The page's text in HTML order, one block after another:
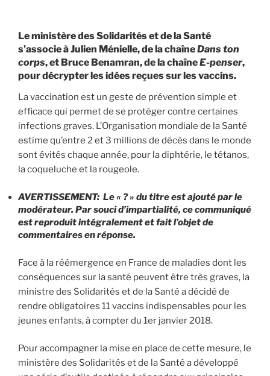
Le ministère des Solidarités et de la Santé
s’associe à Julien Ménielle, de la chaîneDans ton
corps, et Bruce Benamran, de la chaîneE-penser,
pour décrypter les idées reçues sur les vaccins.
La vaccination est un geste de prévention simple et
efficace qui permet de se protéger contre certaines
infections graves. L’Organisation mondiale de la Santé
estime qu’entre 2 et 3 millions de décès dans le monde
sont évités chaque année, pour la diphtérie, le tétanos,
la coqueluche et la rougeole.
AVERTISSEMENT: Le « ? » du titre est ajouté par le
modérateur. Par souci d’impartialité, ce communiqué
est reproduit intégralement et fait l’objet de
commentaires en réponse.
Face à la réémergence en France de maladies dont les
conséquences sur la santé peuvent être très graves, la
ministre des Solidarités et de la Santé a décidé de
rendre obligatoires 11 vaccins indispensables pour les
jeunes enfants, à compter du 1er janvier 2018.
Pour accompagner la mise en place de cette mesure, le
ministère des Solidarités et de la Santé a développé